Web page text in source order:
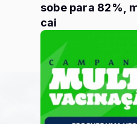
sobe para 82%,
cai